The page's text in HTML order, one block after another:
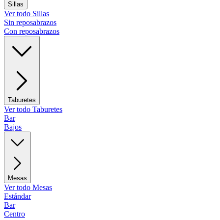
Sillas
Ver todo Sillas
Sin reposabrazos
Con reposabrazos
Taburetes
Ver todo Taburetes
Bar
Bajos
Mesas
Ver todo Mesas
Estándar
Bar
Centro